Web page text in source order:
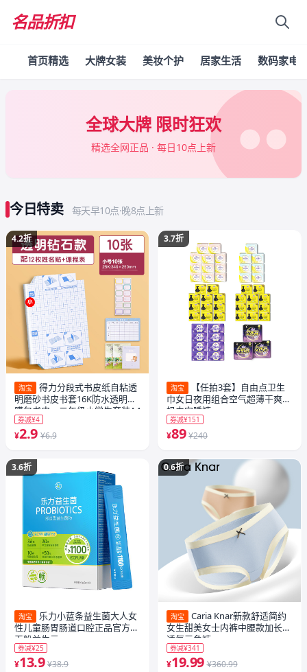
名品折扣
首页精选 大牌女装 美妆个护 居家生活 数码家电
全球大牌 限时狂欢
精选全网正品 · 每日10点上新
今日特卖 每天早10点·晚8点上新
4.2折
淘宝
得力分段式书皮纸自粘透
明磨砂书皮书套16K防水透明书
膜包书皮一二年级小学生套装A4
加厚
券减¥4
¥2.9 ¥6.9
3.6折
淘宝
乐力小蓝条益生菌大人女
性儿童肠胃肠道口腔正品官方冻
干粉益生元
券减¥25
¥13.9 ¥38.9
3.7折
淘宝
【任拍3套】自由点卫生
巾女日夜用组合空气超薄干爽姨
妈巾安睡裤
券减¥151
¥89 ¥240
0.6折
淘宝
Caria Knar新款舒适简约
女生甜美女士内裤中腰款加长裆
透气三角裤
券减¥341
¥19.99 ¥360.99